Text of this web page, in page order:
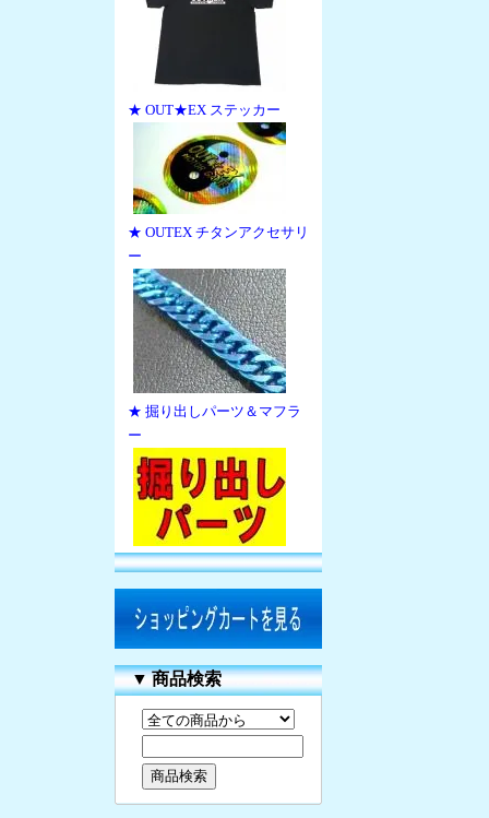
★ OUT★EX ステッカー
★ OUTEX チタンアクセサリ
ー
★ 掘り出しパーツ＆マフラ
ー
▼商品検索